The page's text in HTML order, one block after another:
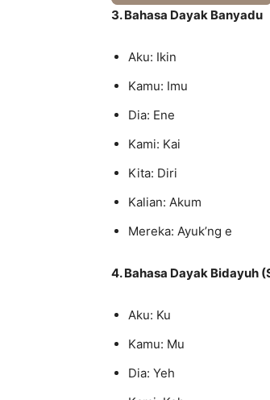
3. Bahasa Dayak Banyadu
Aku: Ikin
Kamu: Imu
Dia: Ene
Kami: Kai
Kita: Diri
Kalian: Akum
Mereka: Ayuk’ng e
4. Bahasa Dayak Bidayuh
Aku: Ku
Kamu: Mu
Dia: Yeh